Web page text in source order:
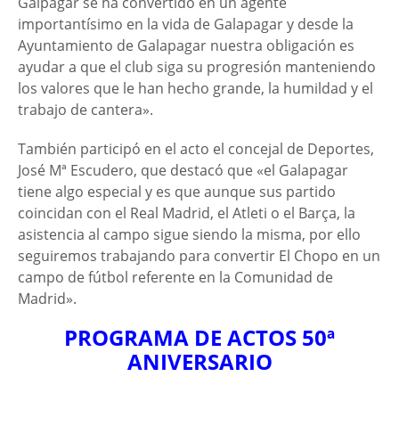
importantísimo en la vida de Galapagar y desde la
Ayuntamiento de Galapagar nuestra obligación es
ayudar a que el club siga su progresión manteniendo
los valores que le han hecho grande, la humildad y el
trabajo de cantera».
También participó en el acto el concejal de Deportes,
José Mª Escudero, que destacó que «el Galapagar
tiene algo especial y es que aunque sus partido
coincidan con el Real Madrid, el Atleti o el Barça, la
asistencia al campo sigue siendo la misma, por ello
seguiremos trabajando para convertir El Chopo en un
campo de fútbol referente en la Comunidad de
Madrid».
PROGRAMA DE ACTOS 50ª
ANIVERSARIO